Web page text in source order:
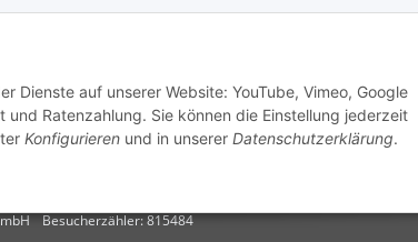
Dienste auf unserer Website: YouTube, Vimeo, Google
Ratenzahlung. Sie können die Einstellung jederzeit
Konfigurieren und in unserer Datenschutzerklärung.
Besucherzähler: 815484